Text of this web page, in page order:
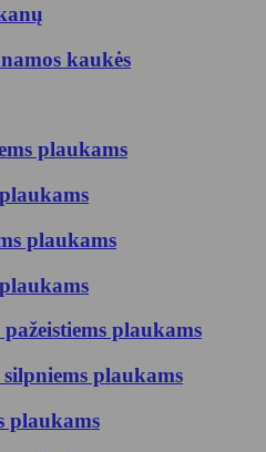
kaukės
plaukams
plaukams
pažeistiems plaukams
silpniems plaukams
plaukams